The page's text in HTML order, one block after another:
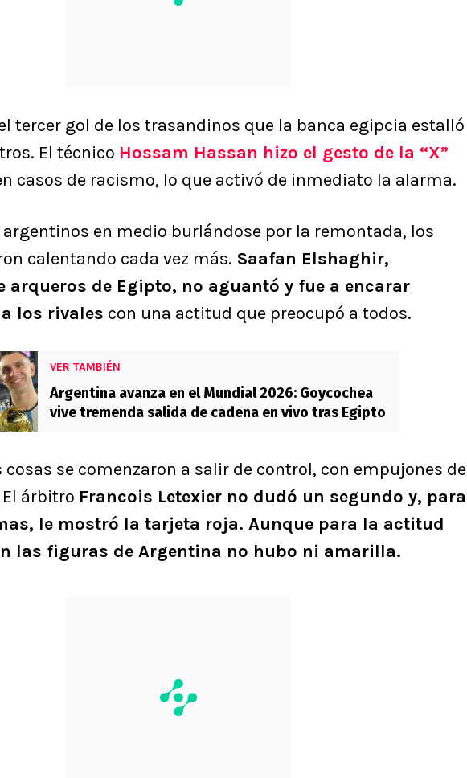
tercer gol de los trasandinos que la banca egipcia estalló
El técnico Hossam Hassan hizo el gesto de la “X”
casos de racismo, lo que activó de inmediato la alarma.
argentinos en medio burlándose por la remontada, los
calentando cada vez más. Saafan Elshaghir,
arqueros de Egipto, no aguantó y fue a encarar
los rivales con una actitud que preocupó a todos.
VER TAMBIÉN
Argentina avanza en el Mundial 2026: Goycochea
vive tremenda salida de cadena en vivo tras Egipto
cosas se comenzaron a salir de control, con empujones de
árbitro Francois Letexier no dudó un segundo y, para
le mostró la tarjeta roja. Aunque para la actitud
las figuras de Argentina no hubo ni amarilla.